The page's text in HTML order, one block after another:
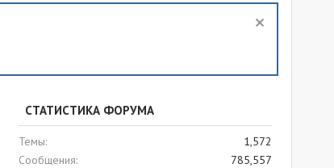
СТАТИСТИКА ФОРУМА
Темы
1,572
Сообщения
785,557